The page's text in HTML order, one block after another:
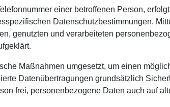
einer betroffenen Person,
Datenschutzbestimmungen.
genutzten und verarbeiteten
Maßnahmen umgesetzt, um einen
Datenübertragungen grundsätzlich
frei, personenbezogene Daten auch auf